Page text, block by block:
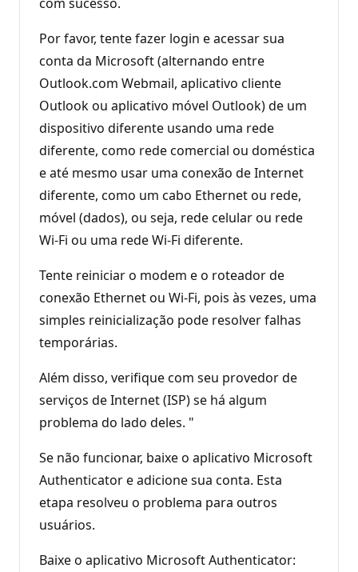
Por favor, tente fazer login e acessar sua
conta da Microsoft (alternando entre
Outlook.com Webmail, aplicativo cliente
Outlook ou aplicativo móvel Outlook) de um
dispositivo diferente usando uma rede
diferente, como rede comercial ou doméstica
e até mesmo usar uma conexão de Internet
diferente, como um cabo Ethernet ou rede,
móvel (dados), ou seja, rede celular ou rede
Wi-Fi ou uma rede Wi-Fi diferente.
Tente reiniciar o modem e o roteador de
conexão Ethernet ou Wi-Fi, pois às vezes, uma
simples reinicialização pode resolver falhas
temporárias.
Além disso, verifique com seu provedor de
serviços de Internet (ISP) se há algum
problema do lado deles. "
Se não funcionar, baixe o aplicativo Microsoft
Authenticator e adicione sua conta. Esta
etapa resolveu o problema para outros
usuários.
Baixe o aplicativo Microsoft Authenticator: